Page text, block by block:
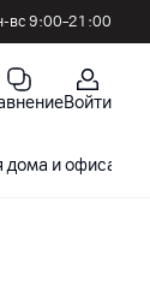
вс 9:00–21:00
Войти
дома и офиса